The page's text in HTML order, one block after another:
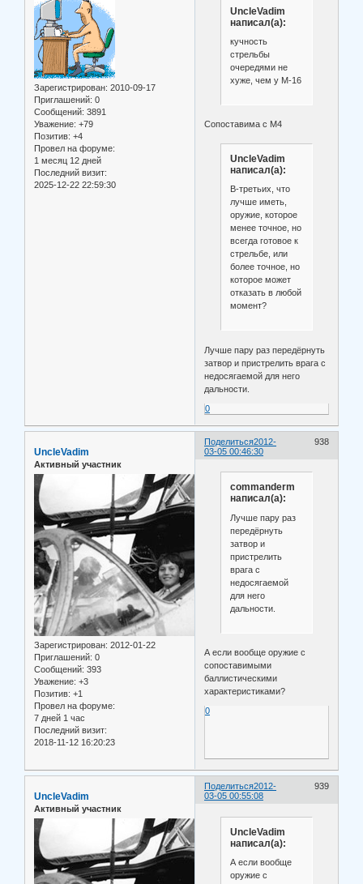
Зарегистрирован: 2010-09-17
Приглашений: 0
Сообщений: 3891
Уважение: +79
Позитив: +4
Провел на форуме:
1 месяц 12 дней
Последний визит:
2025-12-22 22:59:30
UncleVadim
написал(а):
кучность
стрельбы
очередями не
хуже, чем у М-16
Сопоставима с М4
UncleVadim
написал(а):
В-третьих, что
лучше иметь,
оружие, которое
менее точное, но
всегда готовое к
стрельбе, или
более точное, но
которое может
отказать в любой
момент?
Лучше пару раз передёрнуть
затвор и пристрелить врага с
недосягаемой для него
дальности.
0
Поделиться 938
2012-
03-05 00:46:30
UncleVadim
Активный участник
Зарегистрирован: 2012-01-22
Приглашений: 0
Сообщений: 393
Уважение: +3
Позитив: +1
Провел на форуме:
7 дней 1 час
Последний визит:
2018-11-12 16:20:23
commanderm
написал(а):
Лучше пару раз
передёрнуть
затвор и
пристрелить
врага с
недосягаемой
для него
дальности.
А если вообще оружие с
сопоставимыми
баллистическими
характеристиками?
0
Поделиться 939
2012-
03-05 00:55:08
UncleVadim
Активный участник
UncleVadim
написал(а):
А если вообще
оружие с